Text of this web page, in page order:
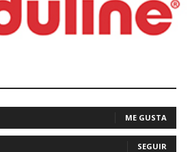
ME GUSTA
SEGUIR